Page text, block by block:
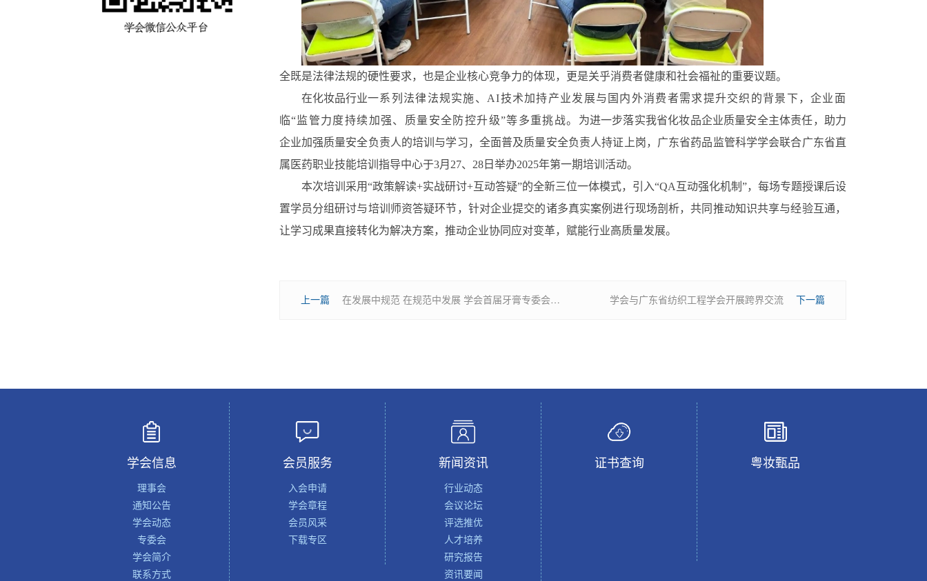
全既是法律法规的硬性要求，也是企业核心竞争力的体现，更是关乎消费者健康和社会福祉的重要议题。
在化妆品行业一系列法律法规实施、AI技术加持产业发展与国内外消费者需求提升交织的背景下，企业面
临“监管力度持续加强、质量安全防控升级”等多重挑战。 为进一步落实我省化妆品企业质量安全主体责任，助力
企业加强质量安全负责人的培训与学习，全面普及质量安全负责人持证上岗，广东省药品监管科学学会联合广东省直
属医药职业技能培训指导中心于3月27、28日举办2025年第一期培训活动。
本次培训采用“政策解读+实战研讨+互动答疑”的全新三位一体模式，引入“QA互动强化机制”，每场专题授课后设
置学员分组研讨与培训师资答疑环节，针对企业提交的诸多真实案例进行现场剖析，共同推动知识共享与经验互通，
让学习成果直接转化为解决方案，推动企业协同应对变革，赋能行业高质量发展。
上一篇 在发展中规范 在规范中发展 学会首届牙膏专委会成立大会暨全省牙膏研讨会成功举办 学会与广东省纺织工程学会开展跨界交流 下一篇
学会信息
理事会
通知公告
学会动态
专委会
学会简介
联系方式
会员服务
入会申请
学会章程
会员风采
下载专区
新闻资讯
行业动态
会议论坛
评选推优
人才培养
研究报告
资讯要闻
证书查询 粤妆甄品